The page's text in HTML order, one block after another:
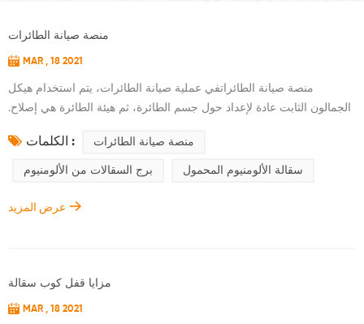
منصة صيانة الطائرات
MAR , 18 2021
منصة صيانة الطائراتفي عملية صيانة الطائرات، يتم استخدام هيكل
الجمالون الثابت عادة لإعداد حول جسم الطائرة، ثم هيئة الطائرة هي إصلاح.
لتشكيل النظام الأساسي عملية التثبيت من منصة الصيانة مرهقة، والكثير
من القوى العاملة والموارد المادية يجب أن تكون تستهلك. من أجل حل
صي...
الكلمات : منصة صيانة الطائرات
برج السقالات من الألومنيوم سقالة الألومنيوم المحمول
عرض المزيد
مزايا قفل كوب سقالة
MAR , 18 2021